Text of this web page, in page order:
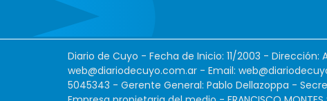
Diario de Cuyo - Fecha de Inicio: 11/2003 -
web@diariodecuyo.com.ar - Email:
5045343 - Gerente General: Pablo Dellazoppa -